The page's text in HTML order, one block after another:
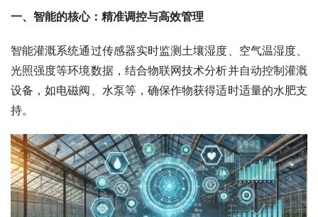
一、 智能的核心：精准调控与高效管理
智能灌溉系统通过传感器实时监测土壤湿度、空气温湿度、
光照强度等环境数据，结合物联网技术分析并自动控制灌溉
设备，如电磁阀、水泵等，确保作物获得适时适量的水肥支
持。